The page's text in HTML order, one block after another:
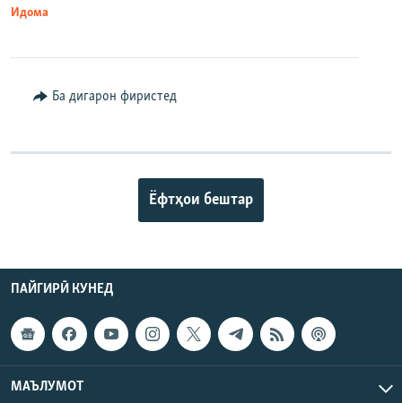
Идома
Ба дигарон фиристед
Ёфтҳои бештар
ПАЙГИРӢ КУНЕД
МАЪЛУМОТ